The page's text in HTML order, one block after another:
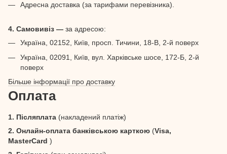
Адресна доставка (за тарифами перевізника).
4. Самовивіз — за адресою:
Україна, 02152, Київ, просп. Тичини, 18-В, 2-й поверх
Україна, 02091, Київ, вул. Харківське шосе, 172-Б, 2-й
поверх
Більше інформації про доставку
Оплата
1. Післяплата (накладений платіж)
2. Онлайн-оплата банківською карткою (Visa,
MasterCard )